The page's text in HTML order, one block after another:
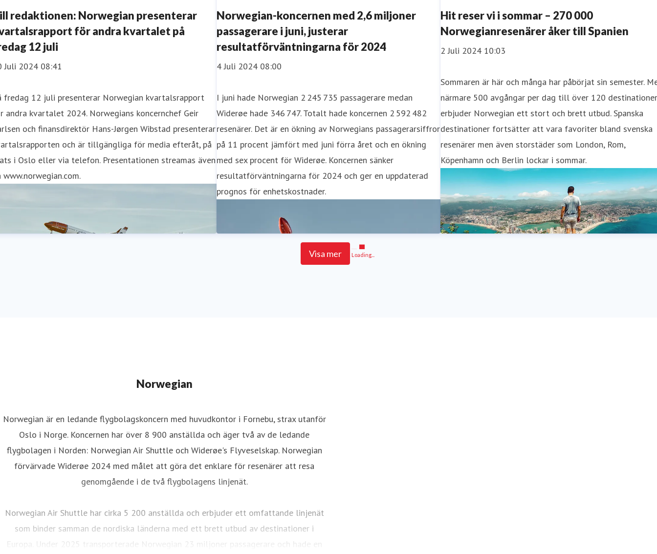
redaktionen: Norwegian presenterar
för andra kvartalet på
12 juli
Juli 2024 08:41
fredag 12 juli presenterar Norwegian kvartalsrapport
andra kvartalet 2024. Norwegians koncernchef Geir
och finansdirektör Hans-Jørgen Wibstad presenterar
och är tillgängliga för media efteråt, på
i Oslo eller via telefon. Presentationen streamas även
www.norwegian.com.
Norwegian-koncernen med 2,6 miljoner
passagerare i juni, justerar
resultatförväntningarna för 2024
4 Juli 2024 08:00
I juni hade Norwegian 2 245 735 passagerare medan
Widerøe hade 346 747. Totalt hade koncernen 2 592 482
resenärer. Det är en ökning av Norwegians passagerarsiffror
på 11 procent jämfört med juni förra året och en ökning
med sex procent för Widerøe. Koncernen sänker
resultatförväntningarna för 2024 och ger en uppdaterad
prognos för enhetskostnader.
Hit reser vi i sommar – 270 000
Norwegianresenärer åker till Spanien
2 Juli 2024 10:03
Sommaren är här och många har påbörjat sin semester.
närmare 500 avgångar per dag till över 120
erbjuder Norwegian ett stort och brett utbud. Spanska
destinationer fortsätter att vara favoriter bland svenska
resenärer men även storstäder som London, Rom,
Köpenhamn och Berlin lockar i sommar.
Visa mer Loading...
Norwegian
Norwegian är en ledande flygbolagskoncern med huvudkontor i Fornebu, strax utanför
Oslo i Norge. Koncernen har över 8 900 anställda och äger två av de ledande
flygbolagen i Norden: Norwegian Air Shuttle och Widerøe's Flyveselskap. Norwegian
förvärvade Widerøe 2024 med målet att göra det enklare för resenärer att resa
genomgående i de två flygbolagens linjenät.
Norwegian Air Shuttle har cirka 5 200 anställda och erbjuder ett omfattande linjenät
som binder samman de nordiska länderna med ett brett utbud av destinationer i
Europa. Under 2025 transporterade Norwegian 23 miljoner passagerare och hade en